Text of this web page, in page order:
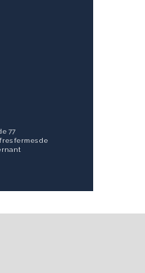
77
fermes de